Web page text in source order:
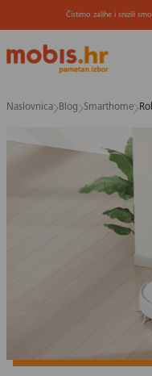
na
Čistimo zalihe i snizili
Naslovnica Blog Smarthome